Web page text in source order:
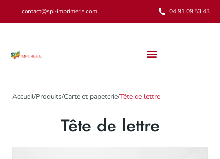
contact@spi-imprimerie.com 04 91 09 53 43
Accueil/Produits/Carte et papeterie/Tête de lettre
Tête de lettre